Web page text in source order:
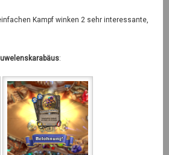
Kampf winken 2 sehr interessante,
: